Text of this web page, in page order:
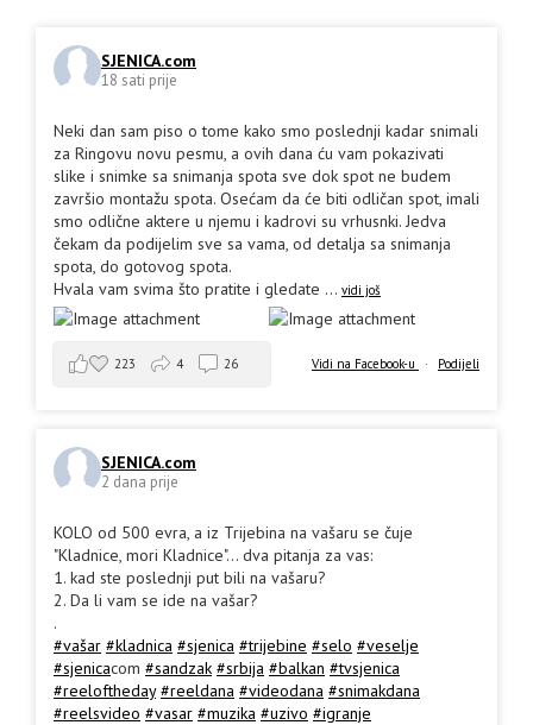
SJENICA.com
18 sati prije
Neki dan sam piso o tome kako smo poslednji kadar snimali
za Ringovu novu pesmu, a ovih dana ću vam pokazivati
slike i snimke sa snimanja spota sve dok spot ne budem
završio montažu spota. Osećam da će biti odličan spot, imali
smo odlične aktere u njemu i kadrovi su vrhusnki. Jedva
čekam da podijelim sve sa vama, od detalja sa snimanja
spota, do gotovog spota.
Hvala vam svima što pratite i gledate ... vidi još
Vidi na Facebook-u · Podijeli
223 4 26
SJENICA.com
2 dana prije
KOLO od 500 evra, a iz Trijebina na vašaru se čuje
"Kladnice, mori Kladnice"... dva pitanja za vas:
1. kad ste poslednji put bili na vašaru?
2. Da li vam se ide na vašar?
.
#vašar #kladnica #sjenica #trijebine #selo #veselje
#sjenicacom #sandzak #srbija #balkan #tvsjenica
#reeloftheday #reeldana #videodana #snimakdana
#reelsvideo #vasar #muzika #uzivo #igranje